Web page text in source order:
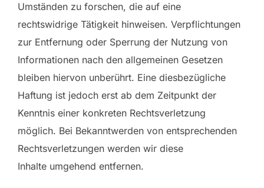
Umständen zu forschen, die auf eine
rechtswidrige Tätigkeit hinweisen. Verpflichtungen
zur Entfernung oder Sperrung der Nutzung von
Informationen nach den allgemeinen Gesetzen
bleiben hiervon unberührt. Eine diesbezügliche
Haftung ist jedoch erst ab dem Zeitpunkt der
Kenntnis einer konkreten Rechtsverletzung
möglich. Bei Bekanntwerden von entsprechenden
Rechtsverletzungen werden wir diese
Inhalte umgehend entfernen.